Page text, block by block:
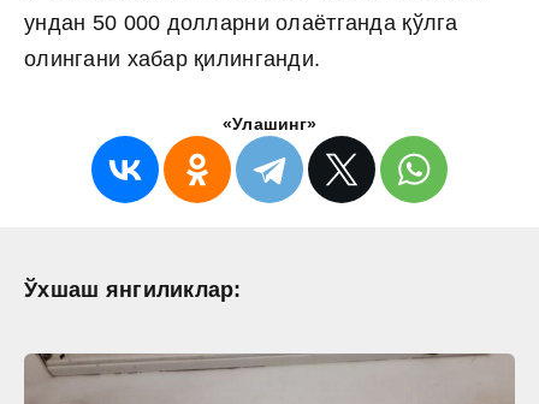
ундан 50 000 долларни олаётганда қўлга
олингани хабар қилинганди.
«Улашинг»
Ўхшаш янгиликлар: